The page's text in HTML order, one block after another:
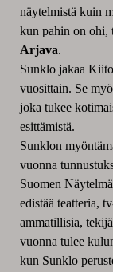
näytelmistä kuin
kun pahin on ohi,
Arjava.
Sunklo jakaa
vuosittain. Se
joka tukee
esittämistä.
Sunklon
vuonna
Suomen
edistää teatteria,
ammatillisia,
vuonna tulee
kun Sunklo